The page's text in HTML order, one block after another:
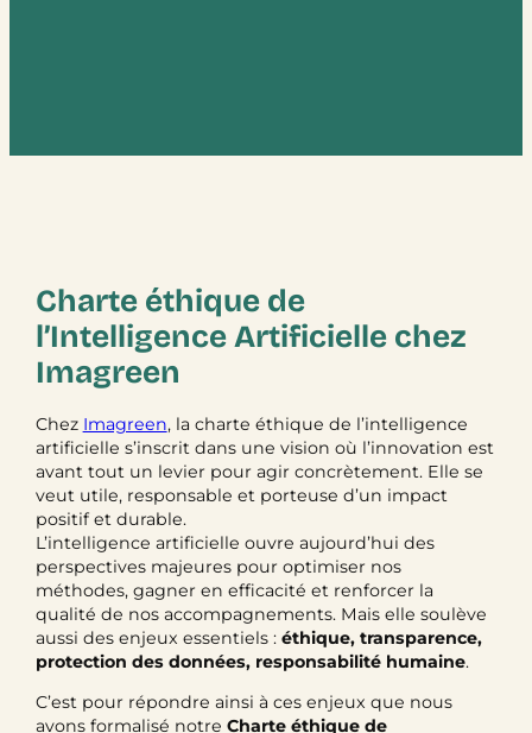
Charte éthique de
l’Intelligence Artificielle chez
Imagreen
Chez Imagreen, la charte éthique de l’intelligence
artificielle s’inscrit dans une vision où l’innovation est
avant tout un levier pour agir concrètement. Elle se
veut utile, responsable et porteuse d’un impact
positif et durable.
L’intelligence artificielle ouvre aujourd’hui des
perspectives majeures pour optimiser nos
méthodes, gagner en efficacité et renforcer la
qualité de nos accompagnements. Mais elle soulève
aussi des enjeux essentiels : éthique, transparence,
protection des données, responsabilité humaine.
C’est pour répondre ainsi à ces enjeux que nous
avons formalisé notre Charte éthique de